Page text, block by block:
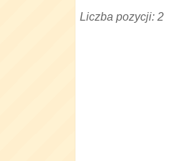
Liczba pozycji: 2